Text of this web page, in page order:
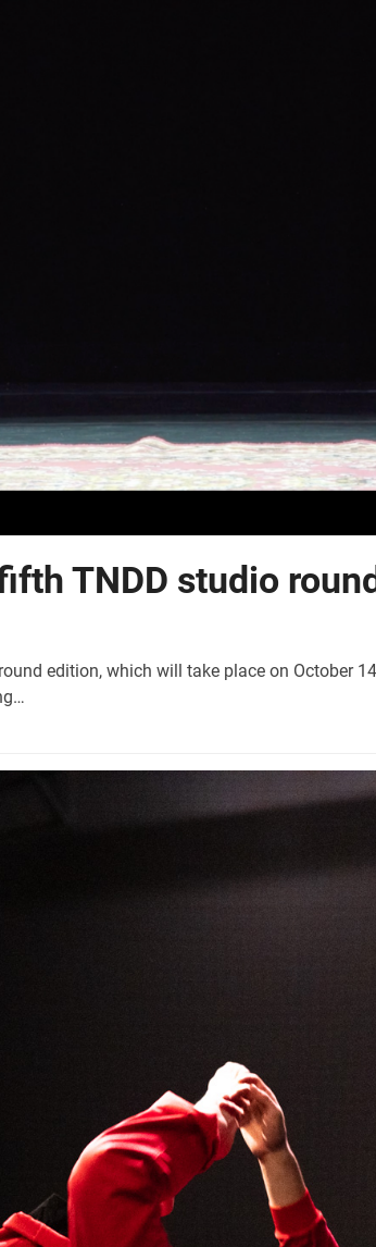
TNDD studio
edition, which will take place on October